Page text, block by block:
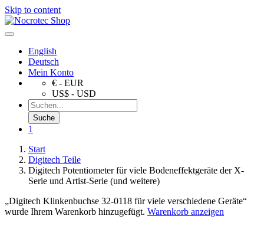
Skip to content
English
Deutsch
Mein Konto
€ - EUR
US$ - USD
1
Start
Digitech Teile
Digitech Potentiometer für viele Bodeneffektgeräte der X-
Serie und Artist-Serie (und weitere)
„Digitech Klinkenbuchse 32-0118 für viele verschiedene Geräte“
wurde Ihrem Warenkorb hinzugefügt. Warenkorb anzeigen